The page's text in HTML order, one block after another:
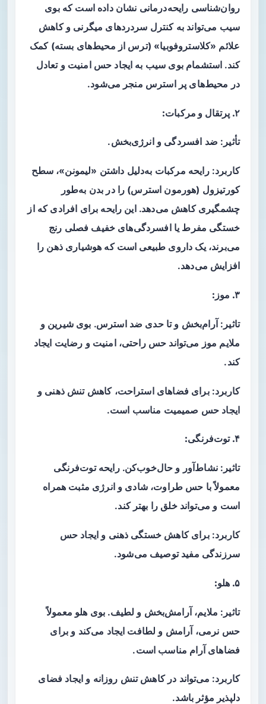
روان‌شناسی رایحه‌درمانی نشان داده است که بوی
سیب می‌تواند به کنترل سردردهای میگرنی و کاهش
علائم «کلاستروفوبیا» (ترس از محیط‌های بسته) کمک
کند. استشمام بوی سیب به ایجاد حس امنیت و تعادل
در محیط‌های پر استرس منجر می‌شود.
۲. پرتقال و مرکبات:
تأثیر: ضد افسردگی و انرژی‌بخش.
کاربرد: رایحه مرکبات به‌دلیل داشتن «لیمونن»، سطح
کورتیزول (هورمون استرس) را در بدن به‌طور
چشمگیری کاهش می‌دهد. این رایحه برای افرادی که از
خستگی مفرط یا افسردگی‌های خفیف فصلی رنج
می‌برند، یک داروی طبیعی است که هوشیاری ذهن را
افزایش می‌دهد.
۳. موز:
تاثیر: آرام‌بخش و تا حدی ضد استرس. بوی شیرین و
ملایم موز می‌تواند حس راحتی، امنیت و رضایت ایجاد
کند.
کاربرد: برای فضاهای استراحت، کاهش تنش ذهنی و
ایجاد حس صمیمیت مناسب است.
۴. توت‌فرنگی:
تاثیر: نشاط‌آور و حال‌خوب‌کن. رایحه توت‌فرنگی
معمولاً با حس طراوت، شادی و انرژی مثبت همراه
است و می‌تواند خلق را بهتر کند.
کاربرد: برای کاهش خستگی ذهنی و ایجاد حس
سرزندگی مفید توصیف می‌شود.
۵. هلو:
تاثیر: ملایم، آرامش‌بخش و لطیف. بوی هلو معمولاً
حس نرمی، آرامش و لطافت ایجاد می‌کند و برای
فضاهای آرام مناسب است.
کاربرد: می‌تواند در کاهش تنش روزانه و ایجاد فضای
دلپذیر مؤثر باشد.